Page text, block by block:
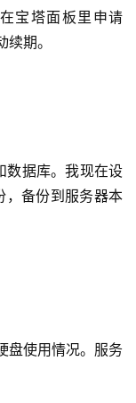
宝塔面板里申请
期。
数据库。我现在设
，备份到服务器本
盘使用情况。服务